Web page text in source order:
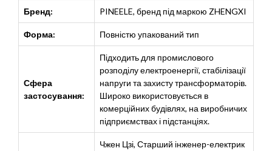
Бренд: PINEELE, бренд під маркою ZHENGXI
Форма: Повністю упакований тип
Сфера
застосування:
Підходить для промислового
розподілу електроенергії, стабілізації
напруги та захисту трансформаторів.
Широко використовується в
комерційних будівлях, на виробничих
підприємствах і підстанціях.
Чжен Цзі, Старший інженер-електрик